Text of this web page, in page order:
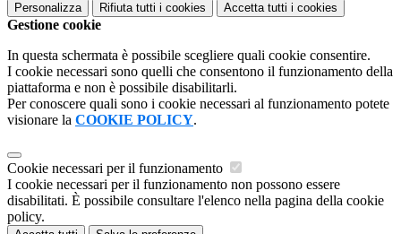
Personalizza Rifiuta tutti i cookies Accetta tutti i cookies
Gestione cookie
In questa schermata è possibile scegliere quali cookie consentire.
I cookie necessari sono quelli che consentono il funzionamento della
piattaforma e non è possibile disabilitarli.
Per conoscere quali sono i cookie necessari al funzionamento potete
visionare la COOKIE POLICY.
Cookie necessari per il funzionamento
I cookie necessari per il funzionamento non possono essere
disabilitati. È possibile consultare l'elenco nella pagina della cookie
policy.